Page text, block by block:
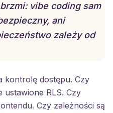
vibe coding sam
ani
zależy od
kontrolę dostępu. Czy
ustawione RLS. Czy
Czy zależności są